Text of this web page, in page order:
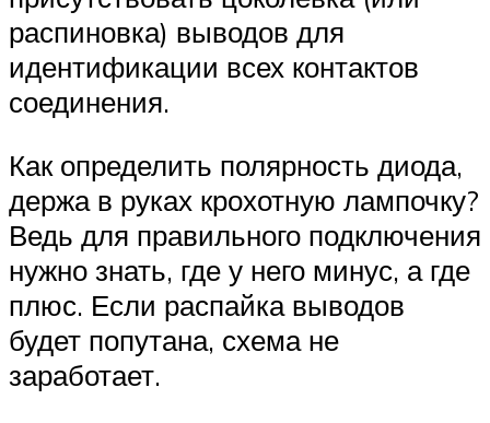
распиновка) выводов для
идентификации всех контактов
соединения.
Как определить полярность диода,
держа в руках крохотную лампочку?
Ведь для правильного подключения
нужно знать, где у него минус, а где
плюс. Если распайка выводов
будет попутана, схема не
заработает.